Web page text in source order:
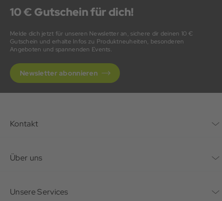
10 € Gutschein für dich!
Melde dich jetzt für unseren Newsletter an, sichere dir deinen 10 €
Gutschein und erhalte Infos zu Produktneuheiten, besonderen
Angeboten und spannenden Events.
Newsletter abonnieren
Kontakt
Über uns
Unsere Services